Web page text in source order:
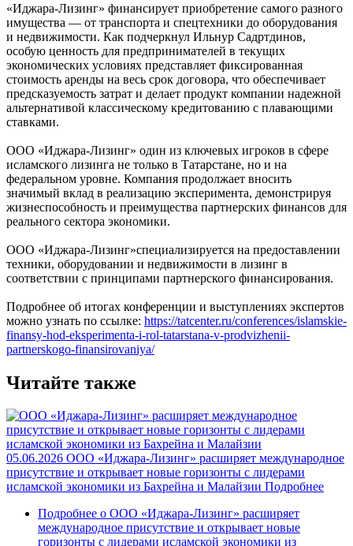
«Иджара-Лизинг» финансирует приобретение самого разного
имущества — от транспорта и спецтехники до оборудования
и недвижимости. Как подчеркнул Ильнур Садртдинов,
особую ценность для предпринимателей в текущих
экономических условиях представляет фиксированная
стоимость аренды на весь срок договора, что обеспечивает
предсказуемость затрат и делает продукт компании надежной
альтернативой классическому кредитованию с плавающими
ставками.
ООО «Иджара-Лизинг» один из ключевых игроков в сфере
исламского лизинга не только в Татарстане, но и на
федеральном уровне. Компания продолжает вносить
значимый вклад в реализацию эксперимента, демонстрируя
жизнеспособность и преимущества партнерских финансов для
реального сектора экономики.
ООО «Иджара-Лизинг»специализируется на предоставлении
техники, оборудовании и недвижимости в лизинг в
соответствии с принципами партнерского финансирования.
Подробнее об итогах конференции и выступлениях экспертов
можно узнать по ссылке: https://tatcenter.ru/conferences/islamskie-
finansy-hod-eksperimenta-i-rol-tatarstana-v-prodvizhenii-
partnerskogo-finansirovaniya/
Читайте также
05.06.2026 ООО «Иджара-Лизинг» расширяет международное
присутствие и открывает новые горизонты с лидерами
исламской экономики из Бахрейна и Малайзии Подробнее
Подробнее о ООО «Иджара-Лизинг» расширяет
международное присутствие и открывает новые
горизонты с лидерами исламской экономики из